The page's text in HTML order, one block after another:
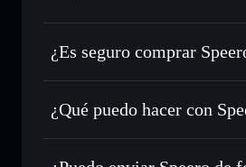
¿Es seguro comprar
Speero no está verificado
¿Qué puedo hacer con
Speero
cartera de